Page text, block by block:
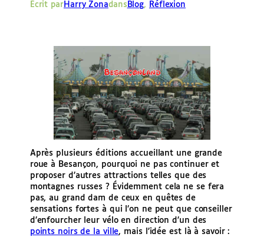
Écrit parHarry Zonadans Blog, Réflexion
Après plusieurs éditions accueillant une grande
roue à Besançon, pourquoi ne pas continuer et
proposer d’autres attractions telles que des
montagnes russes ? Évidemment cela ne se fera
pas, au grand dam de ceux en quêtes de
sensations fortes à qui l’on ne peut que conseiller
d’enfourcher leur vélo en direction d’un des
points noirs de la ville, mais l’idée est là à savoir :